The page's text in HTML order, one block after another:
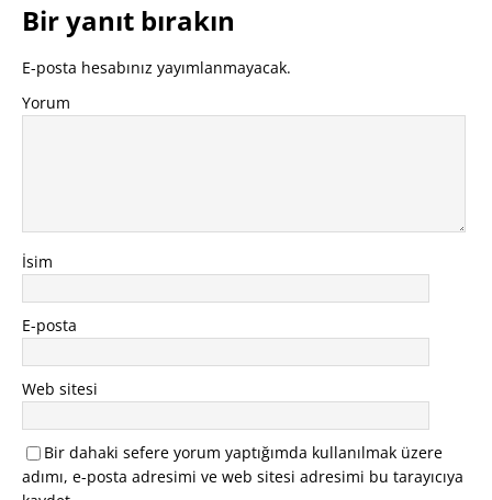
Bir yanıt bırakın
E-posta hesabınız yayımlanmayacak.
Yorum
İsim
E-posta
Web sitesi
Bir dahaki sefere yorum yaptığımda kullanılmak üzere
adımı, e-posta adresimi ve web sitesi adresimi bu tarayıcıya